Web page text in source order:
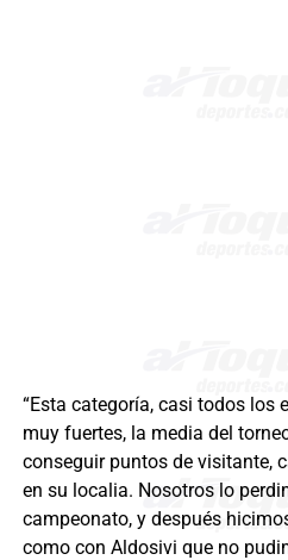
“Esta categoría, casi todos los
muy fuertes, la media del
conseguir puntos de visitante,
en su localia. Nosotros lo
campeonato, y después
como con Aldosivi que no